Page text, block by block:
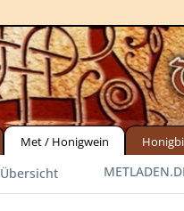
Met / Honigwein
Übersicht